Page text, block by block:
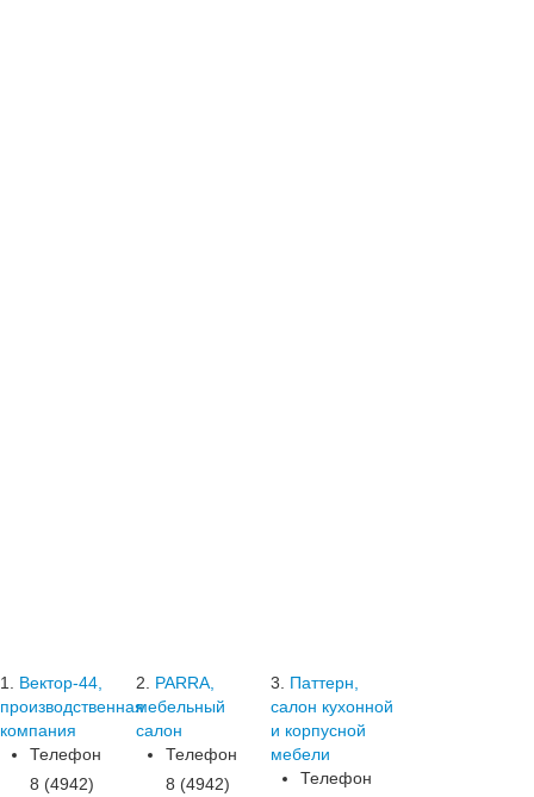
1.
Вектор-44,
производственная
компания
Телефон
8 (4942)
2.
PARRA,
мебельный
салон
Телефон
8 (4942)
3.
Паттерн,
салон кухонной
и корпусной
мебели
Телефон